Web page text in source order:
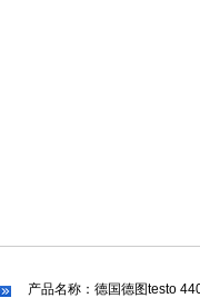
产品名称：德国德图testo